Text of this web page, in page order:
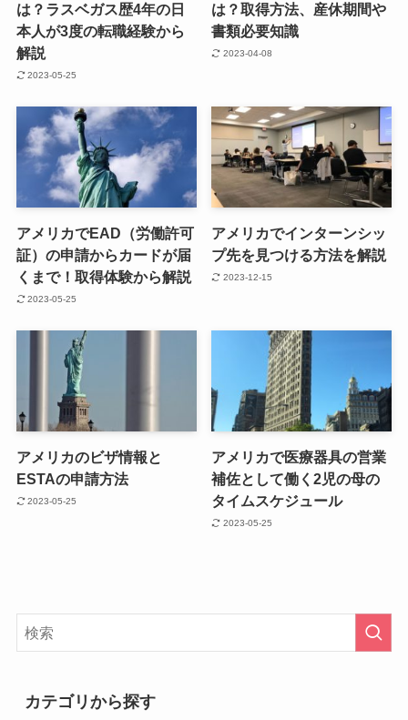
は？ラスベガス歴4年の日
本人が3度の転職経験から
解説
2023-05-25
は？取得方法、産休期間や
書類必要知識
2023-04-08
アメリカでEAD（労働許可
証）の申請からカードが届
くまで！取得体験から解説
2023-05-25
アメリカでインターンシッ
プ先を見つける方法を解説
2023-12-15
アメリカのビザ情報と
ESTAの申請方法
2023-05-25
アメリカで医療器具の営業
補佐として働く2児の母の
タイムスケジュール
2023-05-25
カテゴリから探す